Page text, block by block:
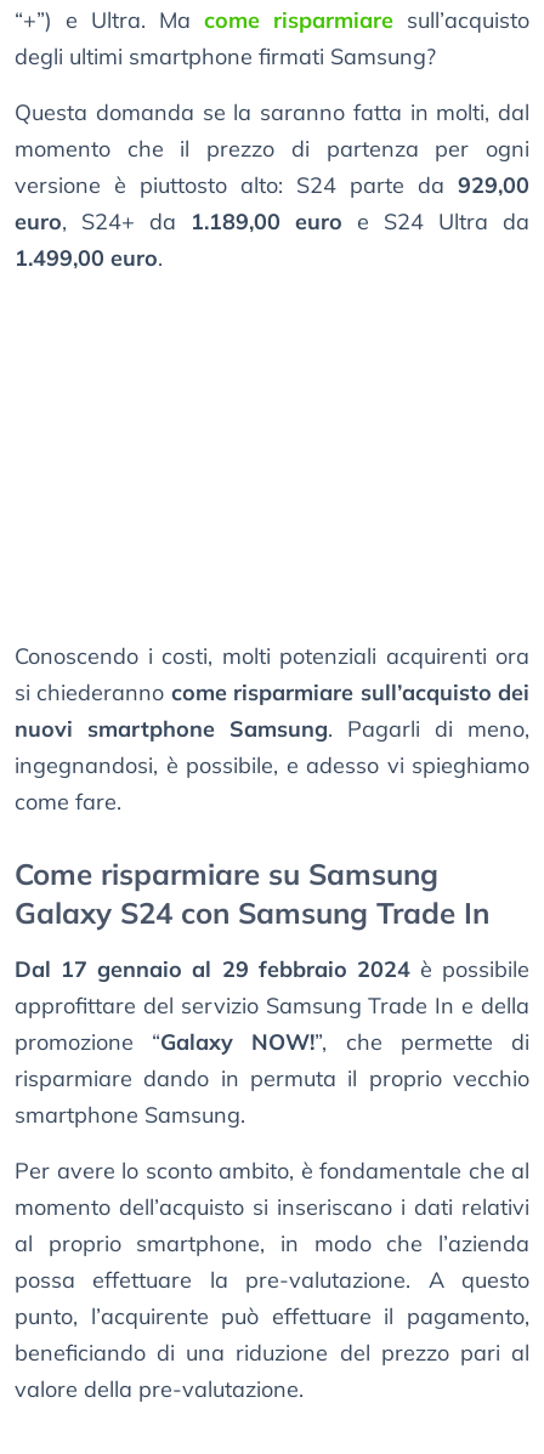
“+”) e Ultra. Ma come risparmiare sull’acquisto
degli ultimi smartphone firmati Samsung?
Questa domanda se la saranno fatta in molti, dal
momento che il prezzo di partenza per ogni
versione è piuttosto alto: S24 parte da 929,00
euro, S24+ da 1.189,00 euro e S24 Ultra da
1.499,00 euro.
Conoscendo i costi, molti potenziali acquirenti ora
si chiederanno come risparmiare sull’acquisto dei
nuovi smartphone Samsung. Pagarli di meno,
ingegnandosi, è possibile, e adesso vi spieghiamo
come fare.
Come risparmiare su Samsung
Galaxy S24 con Samsung Trade In
Dal 17 gennaio al 29 febbraio 2024è possibile
approfittare del servizio Samsung Trade In e della
promozione “Galaxy NOW!”, che permette di
risparmiare dando in permuta il proprio vecchio
smartphone Samsung.
Per avere lo sconto ambito, è fondamentale che al
momento dell’acquisto si inseriscano i dati relativi
al proprio smartphone, in modo che l’azienda
possa effettuare la pre-valutazione. A questo
punto, l’acquirente può effettuare il pagamento,
beneficiando di una riduzione del prezzo pari al
valore della pre-valutazione.